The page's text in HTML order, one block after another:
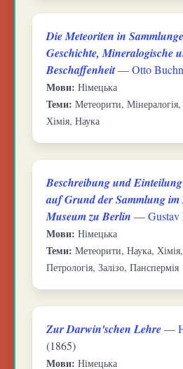
Die Meteoriten in
Geschichte, Mineralogische
Beschaffenheit—Otto
Мови: Німецька
Теми: Метеорити, Мінералогія,
Хімія, Наука
Beschreibung und
auf Grund der Sammlung
Museum zu Berlin —Gustav
Мови: Німецька
Теми: Метеорити, Наука,
Петрологія, Залізо, Панспермія
Zur Darwin'schen Lehre—
(1865)
Мови: Німецька